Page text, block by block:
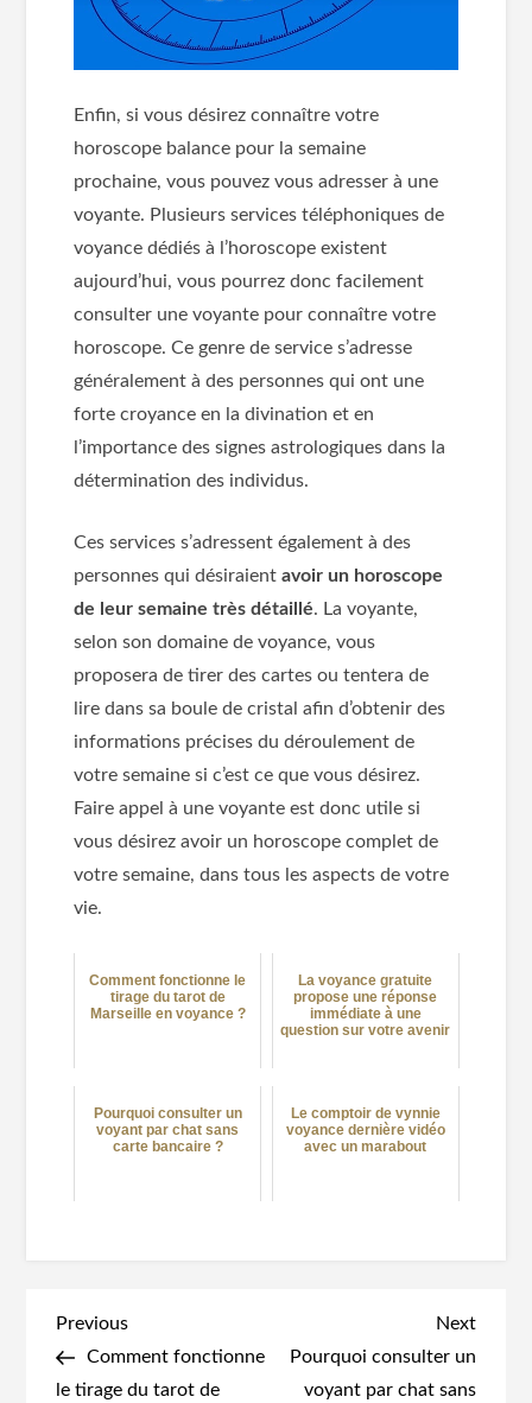
Enfin, si vous désirez connaître votre
horoscope balance pour la semaine
prochaine, vous pouvez vous adresser à une
voyante. Plusieurs services téléphoniques de
voyance dédiés à l’horoscope existent
aujourd’hui, vous pourrez donc facilement
consulter une voyante pour connaître votre
horoscope. Ce genre de service s’adresse
généralement à des personnes qui ont une
forte croyance en la divination et en
l’importance des signes astrologiques dans la
détermination des individus.
Ces services s’adressent également à des
personnes qui désiraientavoir un horoscope
de leur semaine très détaillé. La voyante,
selon son domaine de voyance, vous
proposera de tirer des cartes ou tentera de
lire dans sa boule de cristal afin d’obtenir des
informations précises du déroulement de
votre semaine si c’est ce que vous désirez.
Faire appel à une voyante est donc utile si
vous désirez avoir un horoscope complet de
votre semaine, dans tous les aspects de votre
vie.
Comment fonctionne le
tirage du tarot de
Marseille en voyance ?
La voyance gratuite
propose une réponse
immédiate à une
question sur votre avenir
Pourquoi consulter un
voyant par chat sans
carte bancaire ?
Le comptoir de vynnie
voyance dernière vidéo
avec un marabout
Navigation
de
Previous
Post
Previous
Comment fonctionne
le tirage du tarot de
Next
Post
Next
Pourquoi consulter un
voyant par chat sans